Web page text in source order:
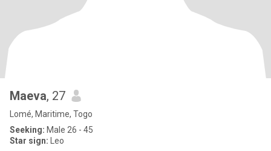
Maeva, 27
Lomé, Maritime, Togo
Seeking: Male 26 - 45
Star sign: Leo